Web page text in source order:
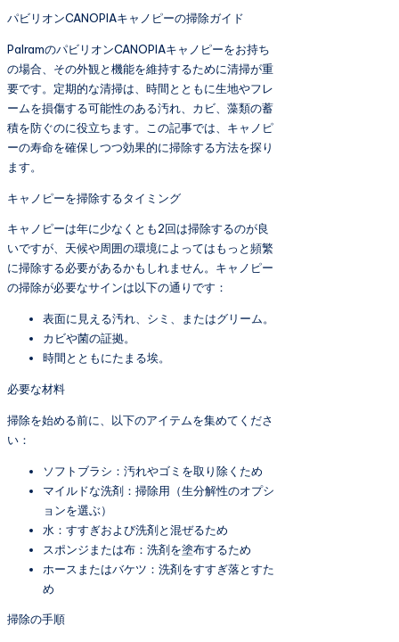
パビリオンCANOPIAキャノピーの掃除ガイド
PalramのパビリオンCANOPIAキャノピーをお持ち
の場合、その外観と機能を維持するために清掃が重
要です。定期的な清掃は、時間とともに生地やフレ
ームを損傷する可能性のある汚れ、カビ、藻類の蓄
積を防ぐのに役立ちます。この記事では、キャノピ
ーの寿命を確保しつつ効果的に掃除する方法を探り
ます。
キャノピーを掃除するタイミング
キャノピーは年に少なくとも2回は掃除するのが良
いですが、天候や周囲の環境によってはもっと頻繁
に掃除する必要があるかもしれません。キャノピー
の掃除が必要なサインは以下の通りです：
表面に見える汚れ、シミ、またはグリーム。
カビや菌の証拠。
時間とともにたまる埃。
必要な材料
掃除を始める前に、以下のアイテムを集めてくださ
い：
ソフトブラシ：汚れやゴミを取り除くため
マイルドな洗剤：掃除用（生分解性のオプシ
ョンを選ぶ）
水：すすぎおよび洗剤と混ぜるため
スポンジまたは布：洗剤を塗布するため
ホースまたはバケツ：洗剤をすすぎ落とすた
め
掃除の手順